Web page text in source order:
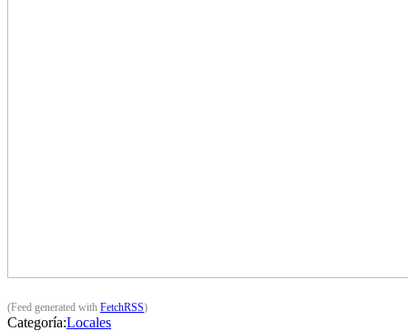
(Feed generated with FetchRSS)
Categoría:Locales